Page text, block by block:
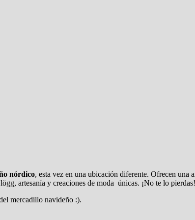
nórdico, esta vez en una ubicación diferente. Ofrecen una
artesanía y creaciones de moda únicas. ¡No te lo pierdas!
mercadillo navideño :).